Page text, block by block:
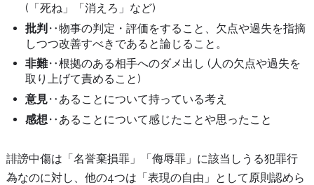
(「死ね」「消えろ」など)
批判 ‥物事の判定・評価をすること、欠点や過失を指摘
しつつ改善すべきであると論じること。
非難‥根拠のある相手へのダメ出し (人の欠点や過失を
取り上げて責めること)
意見‥あることについて持っている考え
感想‥あることについて感じたことや思ったこと
誹謗中傷は「名誉棄損罪」「侮辱罪」に該当しうる犯罪行
為なのに対し、他の4つは「表現の自由」として原則認めら